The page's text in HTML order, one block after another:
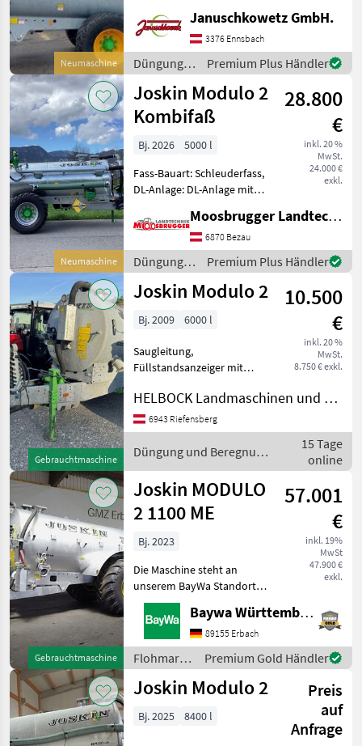
Neumaschine
Bremsen, Breitverteiler
MODULO2 Güllefass 5000
ME - gefederte Deichsel mit
Vakuumpumpe: Vor
Januschkowetz GmbH.
3376 Ennsbach
Düngung
und
Beregnung
/ Joskin
Premium Plus Händler
Neumaschine
Joskin Modulo 2
Kombifaß
28.800
€
inkl. 20 %
MwSt.
24.000 €
exkl.
Bj. 2026
5000 l
Fass-Bauart: Schleuderfass,
DL-Anlage: DL-Anlage mit
Breitverteiler starre
Deichsel mit
Untenanhängung,
Druckluftbremse und
Kompressor MEC 5000,
Innen
Moosbrugger Landtechnik GmbH
6870 Bezau
Düngung
und
Beregnung
Premium Plus Händler
Gebrauchtmaschine
Joskin Modulo 2
10.500
€
inkl. 20 %
MwSt.
8.750 € exkl.
Bj. 2009 6000 l
Saugleitung,
Füllstandsanzeiger mit
Möschaverteiler Verkaufe
im Kundenauftrag sofort
einsatzbereites 6000 Ltr.
Vakuumfass
Hydrauli
HELBOCK Landmaschinen und Metalltechnik GmbH
6943 Riefensberg
Düngung und Beregnung
/ Joskin
15 Tage
online
Gebrauchtmaschine
Joskin MODULO
2 1100 ME
57.001
€
inkl. 19%
MwSt
47.900 €
exkl.
Bj. 2023
Die Maschine steht an
unserem BayWa Standort in
DE-89155 Erbach.Gerne
steht Ihnen Herr Straub
unter Tel.: 07305 173 52 für
Ihre Anfrage zur Verfügung!
Joskin Modulo
Baywa Württemberg
89155 Erbach
Flohmarkt
/ Joskin
Premium Gold Händler
Joskin Modulo 2
Preis
auf
Anfrage
Bj. 2025 8400 l